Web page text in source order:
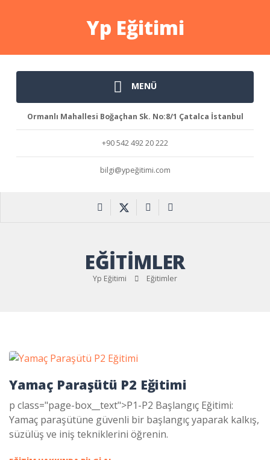
Yp Eğitimi
MENÜ
Ormanlı Mahallesi Boğaçhan Sk. No:8/1 Çatalca İstanbul
+90 542 492 20 222
bilgi@ypeğitimi.com
EĞITIMLER
Yp Eğitimi Eğitimler
Yamaç Paraşütü P2 Eğitimi
p class="page-box__text">P1-P2 Başlangıç Eğitimi:
Yamaç paraşütüne güvenli bir başlangıç yaparak kalkış,
süzülüş ve iniş tekniklerini öğrenin.